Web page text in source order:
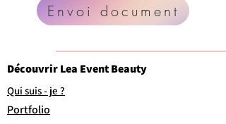
Envoi document
Découvrir Lea Event Beauty
Qui suis - je ?
Portfolio